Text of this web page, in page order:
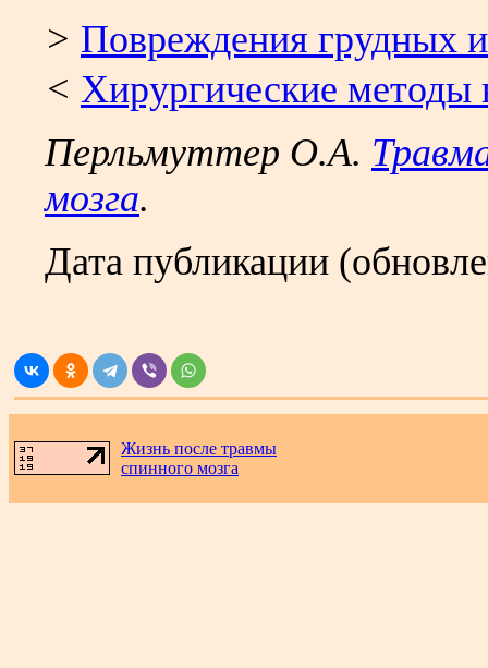
> Повреждения грудных
< Хирургические методы
Перльмуттер О.А.
мозга.
Дата публикации
Жизнь после травмы
спинного мозга